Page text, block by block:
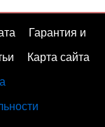
Гарантия и
Карта сайта